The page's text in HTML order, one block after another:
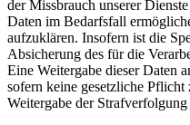
der Missbrauch unserer
Daten im Bedarfsfall
aufzuklären. Insofern ist die
Absicherung des für die
Eine Weitergabe dieser Daten
sofern keine gesetzliche Pflicht
Weitergabe der Strafverfolgung